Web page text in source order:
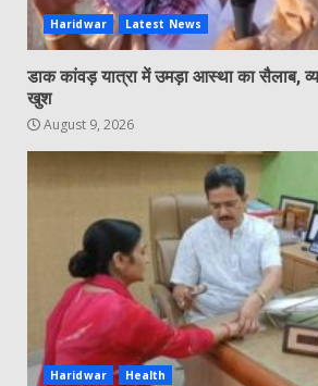
Haridwar Latest News
डाक कांवड़ यात्रा में उमड़ा आस्था का सैलाब,
खुश
August 9, 2026
Haridwar Health